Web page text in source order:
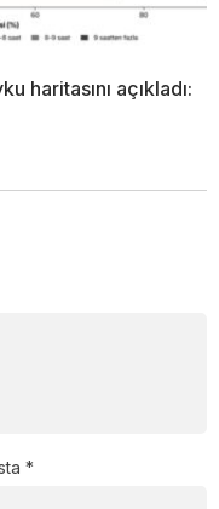
haritasını açıkladı:
*